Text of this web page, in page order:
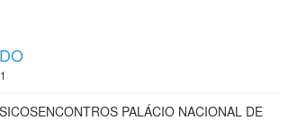
PALÁCIO NACIONAL DE